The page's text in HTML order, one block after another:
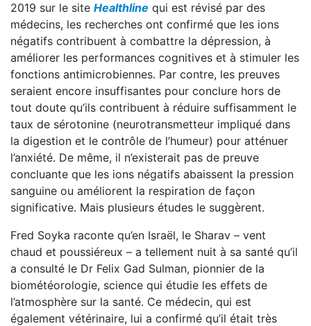
2019 sur le site Healthline qui est révisé par des
médecins, les recherches ont confirmé que les ions
négatifs contribuent à combattre la dépression, à
améliorer les performances cognitives et à stimuler les
fonctions antimicrobiennes. Par contre, les preuves
seraient encore insuffisantes pour conclure hors de
tout doute qu’ils contribuent à réduire suffisamment le
taux de sérotonine (neurotransmetteur impliqué dans
la digestion et le contrôle de l’humeur) pour atténuer
l’anxiété. De même, il n’existerait pas de preuve
concluante que les ions négatifs abaissent la pression
sanguine ou améliorent la respiration de façon
significative. Mais plusieurs études le suggèrent.
Fred Soyka raconte qu’en Israël, le Sharav – vent
chaud et poussiéreux – a tellement nuit à sa santé qu’il
a consulté le Dr Felix Gad Sulman, pionnier de la
biométéorologie, science qui étudie les effets de
l’atmosphère sur la santé. Ce médecin, qui est
également vétérinaire, lui a confirmé qu’il était très